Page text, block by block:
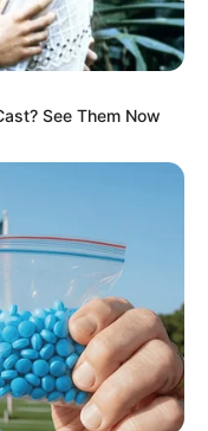
See Them Now